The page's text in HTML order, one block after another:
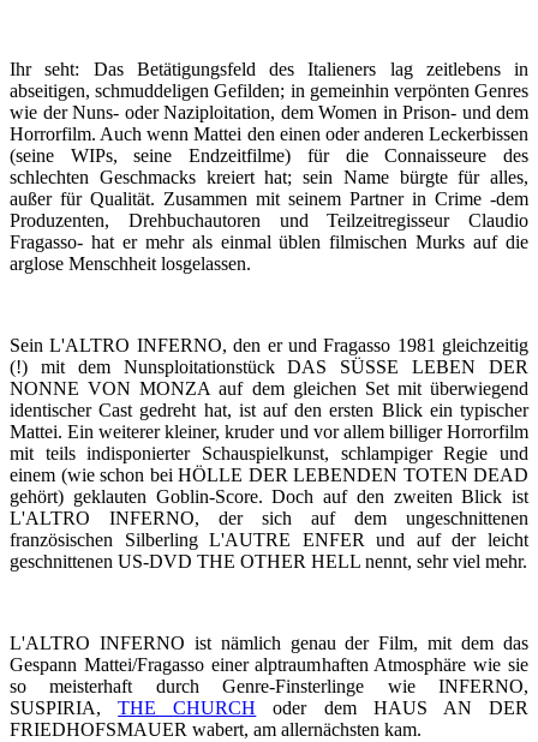
Ihr seht: Das Betätigungsfeld des Italieners lag zeitlebens in
abseitigen, schmuddeligen Gefilden; in gemeinhin verpönten Genres
wie der Nuns- oder Naziploitation, dem Women in Prison- und dem
Horrorfilm. Auch wenn Mattei den einen oder anderen Leckerbissen
(seine WIPs, seine Endzeitfilme) für die Connaisseure des
schlechten Geschmacks kreiert hat; sein Name bürgte für alles,
außer für Qualität. Zusammen mit seinem Partner in Crime -dem
Produzenten, Drehbuchautoren und Teilzeitregisseur Claudio
Fragasso- hat er mehr als einmal üblen filmischen Murks auf die
arglose Menschheit losgelassen.
Sein L'ALTRO INFERNO, den er und Fragasso 1981 gleichzeitig
(!) mit dem Nunsploitationstück DAS SÜSSE LEBEN DER
NONNE VON MONZA auf dem gleichen Set mit überwiegend
identischer Cast gedreht hat, ist auf den ersten Blick ein typischer
Mattei. Ein weiterer kleiner, kruder und vor allem billiger Horrorfilm
mit teils indisponierter Schauspielkunst, schlampiger Regie und
einem (wie schon bei HÖLLE DER LEBENDEN TOTEN DEAD
gehört) geklauten Goblin-Score. Doch auf den zweiten Blick ist
L'ALTRO INFERNO, der sich auf dem ungeschnittenen
französischen Silberling L'AUTRE ENFER und auf der leicht
geschnittenen US-DVD THE OTHER HELL nennt, sehr viel mehr.
L'ALTRO INFERNO ist nämlich genau der Film, mit dem das
Gespann Mattei/Fragasso einer alptraumhaften Atmosphäre wie sie
so meisterhaft durch Genre-Finsterlinge wie INFERNO,
SUSPIRIA,THE CHURCH oder dem HAUS AN DER
FRIEDHOFSMAUER wabert, am allernächsten kam.